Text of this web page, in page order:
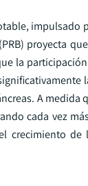
impulsado
proyecta
la
A medida
cada vez
crecimiento de